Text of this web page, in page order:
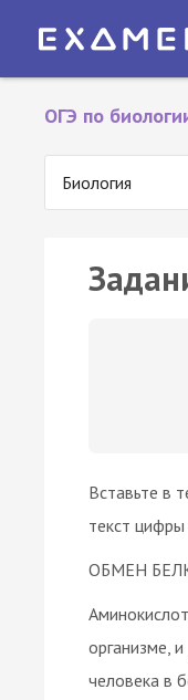
ОГЭ по
Биология
Вставьте в
текст
ОБМЕН
организме,
человека в